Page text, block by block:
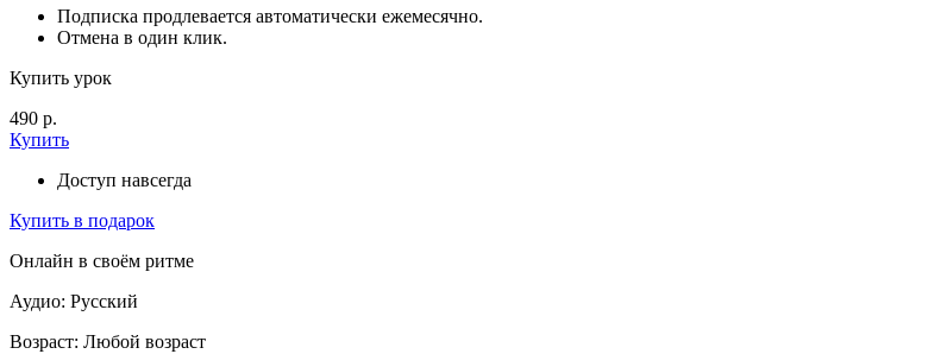
Подписка продлевается автоматически ежемесячно.
Отмена в один клик.
Купить урок
490 р.
Купить
Доступ навсегда
Купить в подарок
Онлайн в своём ритме
Аудио: Русский
Возраст: Любой возраст